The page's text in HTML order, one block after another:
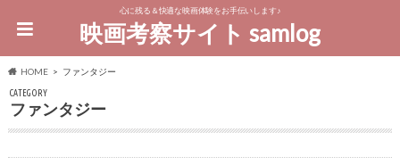
心に残る＆快適な映画体験をお手伝いします♪
映画考察サイト samlog
HOME ファンタジー
CATEGORY
ファンタジー